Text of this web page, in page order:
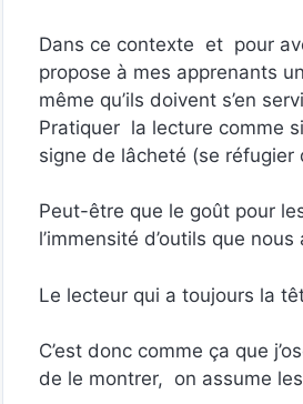
Dans ce contexte et pour
propose à mes apprenants
même qu’ils doivent s’en
Pratiquer la lecture comme
signe de lâcheté (se
Peut-être que le goût pour
l’immensité d’outils que
Le lecteur qui a toujours la
C’est donc comme ça que
de le montrer, on assume